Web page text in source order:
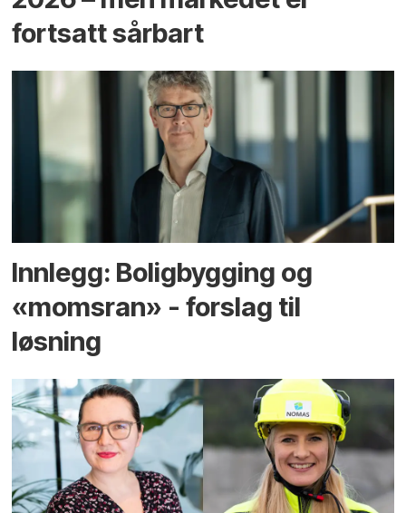
fortsatt sårbart
Innlegg: Boligbygging og
«momsran» - forslag til
løsning